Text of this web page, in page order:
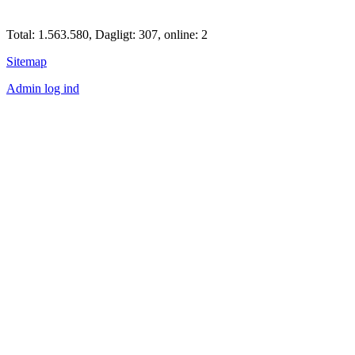
Total: 1.563.580, Dagligt: 307, online: 2
Sitemap
Admin log ind